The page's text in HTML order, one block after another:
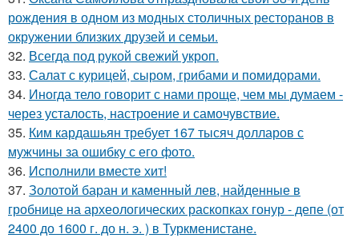
рождения в одном из модных столичных ресторанов в
окружении близких друзей и семьи.
32. Всегда под рукой свежий укроп.
33. Салат с курицей, сыром, грибами и помидорами.
34. Иногда тело говорит с нами проще, чем мы думаем -
через усталость, настроение и самочувствие.
35. Ким кардашьян требует 167 тысяч долларов с
мужчины за ошибку с его фото.
36. Исполнили вместе хит!
37. Золотой баран и каменный лев, найденные в
гробнице на археологических раскопках гонур - депе (от
2400 до 1600 г. до н. э. ) в Туркменистане.